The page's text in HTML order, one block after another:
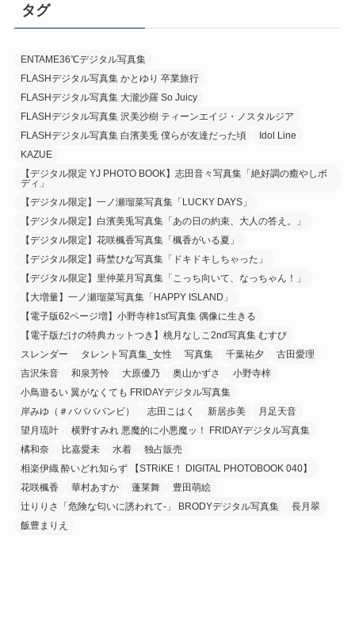
タグ
ENTAME36℃デジタル写真集
FLASHデジタル写真集 かとゆり 卒業旅行
FLASHデジタル写真集 大瀧沙羅 So Juicy
FLASHデジタル写真集 沢美沙樹 ティーンエイジ・ノスタルジア
FLASHデジタル写真集 白濱美兎 僕らが友達だった頃
Idol Line
KAZUE
【デジタル限定 YJ PHOTO BOOK】志田音々写真集「絶好調の癒やしボ
ディ」
【デジタル限定】一ノ瀬瑠菜写真集「LUCKY DAYS」
【デジタル限定】白濱美兎写真集「あの日の約束、大人の答え。」
【デジタル限定】花咲楓香写真集「楓香がいる夏」
【デジタル限定】蒔埜ひな写真集「ドキドキしちゃった」
【デジタル限定】里仲菜月写真集「こっち向いて、なっちゃん！」
【大増量】一ノ瀬瑠菜写真集「HAPPY ISLAND」
【電子版62ページ増】小野寺梓1st写真集 偶像に生きる
【電子版だけの特典カットつき】桃月なしこ2nd写真集 むすび
スレンダー
タレント写真集_女性 写真集 千葉祐夕
古田愛理
吉沢朱音
和泉芳怜 大原優乃 奥山かずさ
小野寺梓
小鳥遊るい 翼がなくても FRIDAYデジタル写真集
岸みゆ（＃ババババンビ）
志田こはく 新居歩美
月足天音
望月琉叶
横野すみれ 悪魔的に小悪魔ッ！ FRIDAYデジタル写真集
橘和奈
比嘉愛未 水着
独占販売
相楽伊織 酔いどれ知らず 【STRiKE！ DIGITAL PHOTOBOOK 040】
花咲楓香
華村あすか 蓬莱舞
豊田萌絵
辻りりさ「危険な匂いに誘われて-」 BRODYデジタル写真集
長月翠
飯豊まりえ